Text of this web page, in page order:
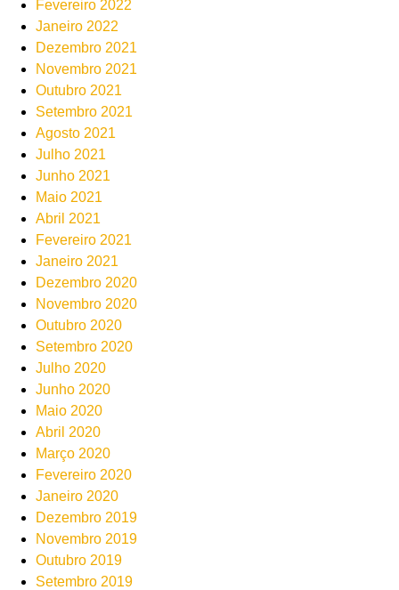
Fevereiro 2022
Janeiro 2022
Dezembro 2021
Novembro 2021
Outubro 2021
Setembro 2021
Agosto 2021
Julho 2021
Junho 2021
Maio 2021
Abril 2021
Fevereiro 2021
Janeiro 2021
Dezembro 2020
Novembro 2020
Outubro 2020
Setembro 2020
Julho 2020
Junho 2020
Maio 2020
Abril 2020
Março 2020
Fevereiro 2020
Janeiro 2020
Dezembro 2019
Novembro 2019
Outubro 2019
Setembro 2019